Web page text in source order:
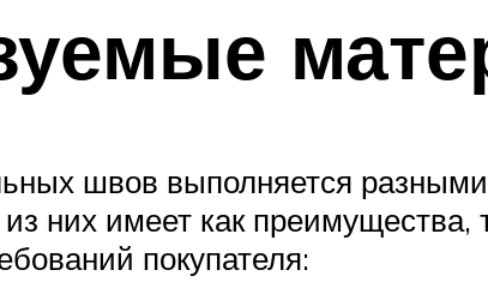
швов выполняется
них имеет как преимущества,
покупателя: